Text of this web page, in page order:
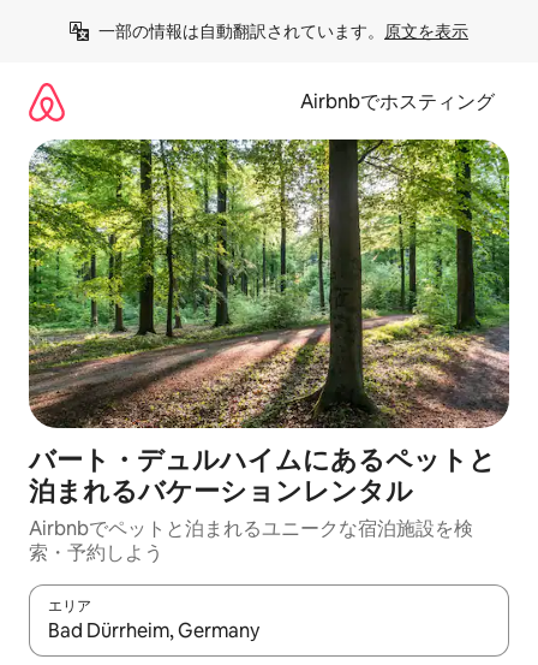
一部の情報は自動翻訳されています。 原文を表示
Airbnbでホスティング
バート・デュルハイムにあるペットと
泊まれるバケーションレンタル
Airbnbでペットと泊まれるユニークな宿泊施設を検
索・予約しよう
エリア
検索結果が表示されたら、上下の矢印キーを使って移動するか